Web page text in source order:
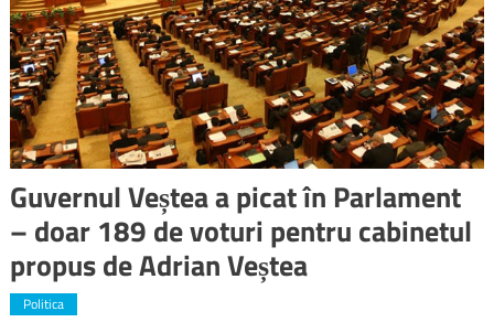
Guvernul Veștea a picat în Parlament
– doar 189 de voturi pentru cabinetul
propus de Adrian Veștea
Politica